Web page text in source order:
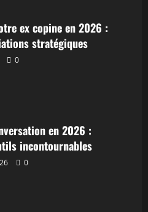
ex copine en 2026 :
stratégiques
0
en 2026 :
incontournables
0